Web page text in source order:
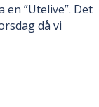
”Utelive”. Det
då vi